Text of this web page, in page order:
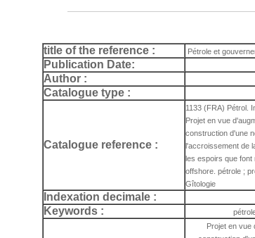
title of the reference : Pétrole et
Publication Date:
Author :
Catalogue type :
Catalogue reference :
1133 (FRA) Pétrol.
Projet en vue
construction d'une
l'accroissement de
les espoirs que font
offshore. pétrole ;
Gîtologie
Indexation decimale :
Keywords :
Projet en vue